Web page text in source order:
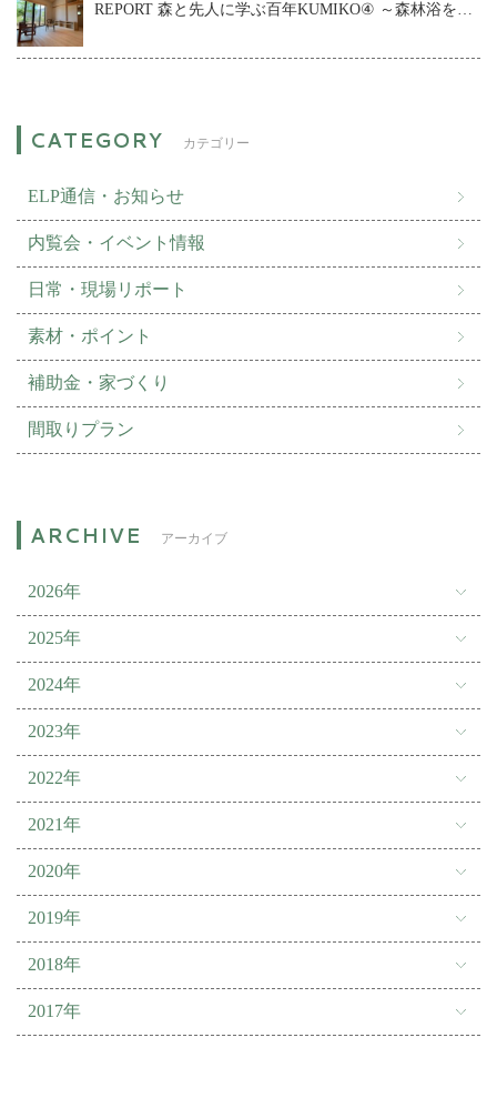
カテゴリー
ELP通信・お知らせ
内覧会・イベント情報
日常・現場リポート
素材・ポイント
補助金・家づくり
間取りプラン
アーカイブ
2026年
2025年
2024年
2023年
2022年
2021年
2020年
2019年
2018年
2017年